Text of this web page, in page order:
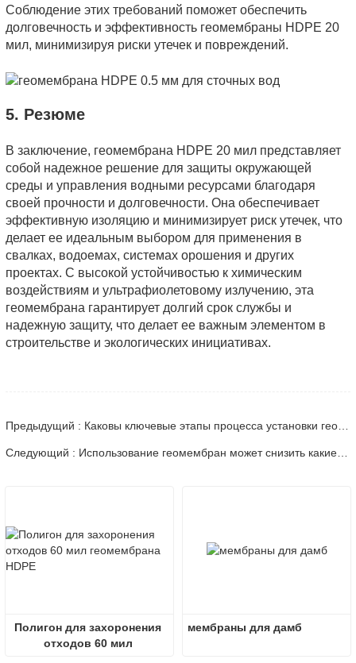
Соблюдение этих требований поможет обеспечить
долговечность и эффективность геомембраны HDPE 20
мил, минимизируя риски утечек и повреждений.
5. Резюме
В заключение, геомембрана HDPE 20 мил представляет
собой надежное решение для защиты окружающей
среды и управления водными ресурсами благодаря
своей прочности и долговечности. Она обеспечивает
эффективную изоляцию и минимизирует риск утечек, что
делает ее идеальным выбором для применения в
свалках, водоемах, системах орошения и других
проектах. С высокой устойчивостью к химическим
воздействиям и ультрафиолетовому излучению, эта
геомембрана гарантирует долгий срок службы и
надежную защиту, что делает ее важным элементом в
строительстве и экологических инициативах.
Полигон для захоронения
отходов 60 мил
мембраны для дамб